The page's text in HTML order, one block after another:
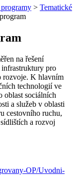
> Tematické
na řešení
pro
rozvoje. K hlavním
technologií ve
oblast sociálních
a služeb v oblasti
cestovního ruchu,
a rozvoj
OP/Uvodni-